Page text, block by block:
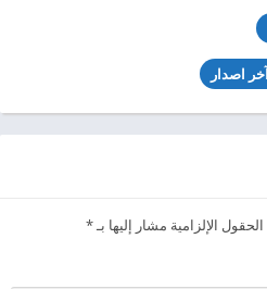
الحقول الإلزامية مشار إليها بـ*